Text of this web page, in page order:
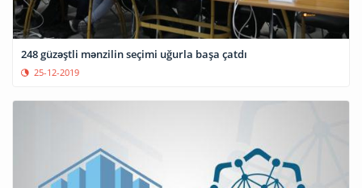
248 güzəştli mənzilin seçimi uğurla başa çatdı
25-12-2019